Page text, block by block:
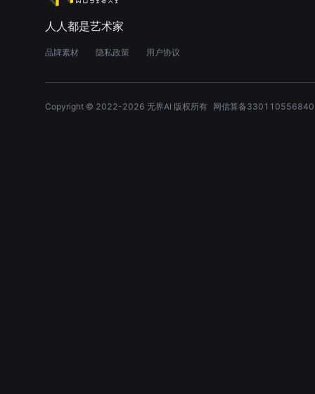
人人都是艺术家
品牌素材 隐私政策 用户协议
Copyright © 2022-2026 无界AI 版权所有 网信算备